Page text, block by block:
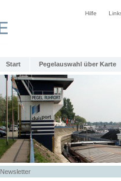
Hilfe
Start Pegelauswahl über Karte
Newsletter